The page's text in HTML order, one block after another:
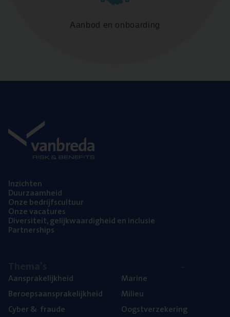
Aanbod en onboarding
Inzich­ten
Duur­zaam­heid
Onze bedrijfs­cul­tuur
Onze vaca­tu­res
Diver­si­teit, gelijk­waar­dig­heid en inclusie
Part­ner­ships
Aan­spra­ke­lijk­heid
Beroeps­aan­spra­ke­lijk­heid
Cyber& fraude
Mari­ne
Mili­eu
Oogst­ver­ze­ke­ring